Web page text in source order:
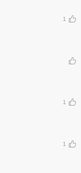
1
1
1